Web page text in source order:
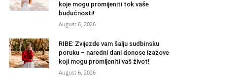
koje mogu promijeniti tok vaše
budućnosti!
August 6, 2026
RIBE: Zvijezde vam šalju sudbinsku
poruku – naredni dani donose izazove
koji mogu promijeniti vaš život!
August 6, 2026